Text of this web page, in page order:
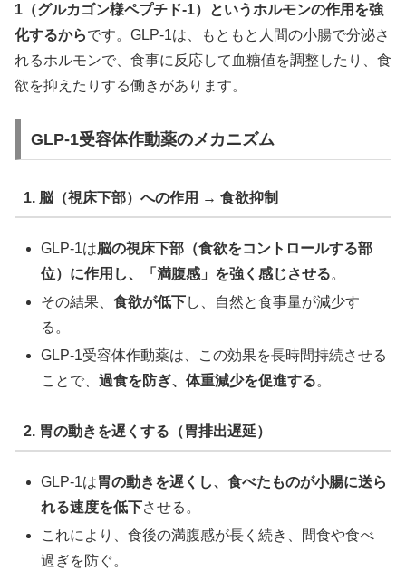
1（グルカゴン様ペプチド-1）というホルモンの作用を強
化するからです。GLP-1は、もともと人間の小腸で分泌さ
れるホルモンで、食事に反応して血糖値を調整したり、食
欲を抑えたりする働きがあります。
GLP-1受容体作動薬のメカニズム
1. 脳（視床下部）への作用 → 食欲抑制
GLP-1は脳の視床下部（食欲をコントロールする部
位）に作用し、「満腹感」を強く感じさせる。
その結果、食欲が低下し、自然と食事量が減少す
る。
GLP-1受容体作動薬は、この効果を長時間持続させる
ことで、過食を防ぎ、体重減少を促進する。
2. 胃の動きを遅くする（胃排出遅延）
GLP-1は胃の動きを遅くし、食べたものが小腸に送ら
れる速度を低下させる。
これにより、食後の満腹感が長く続き、間食や食べ
過ぎを防ぐ。